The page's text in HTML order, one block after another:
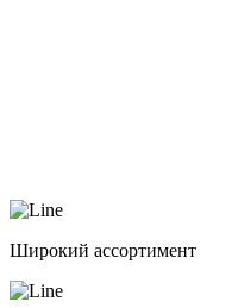
Широкий ассортимент